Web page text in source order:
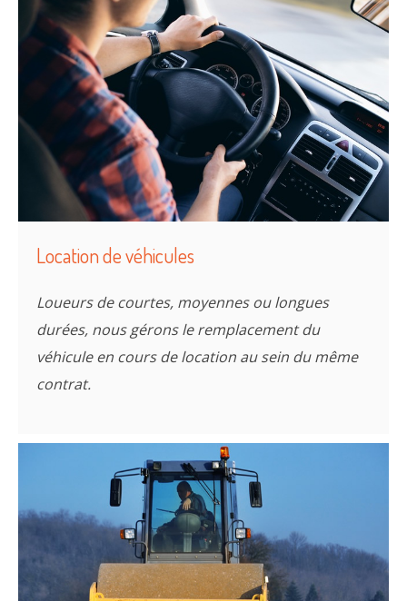
Location de véhicules
Loueurs de courtes, moyennes ou longues
durées, nous gérons le remplacement du
véhicule en cours de location au sein du même
contrat.
mContracts
750 000 états descriptifs réalisés en
2023